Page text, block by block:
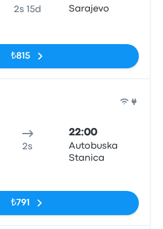
2s 15d Sarajevo
₺815
2s
22:00
Autobuska
Stanica
₺791